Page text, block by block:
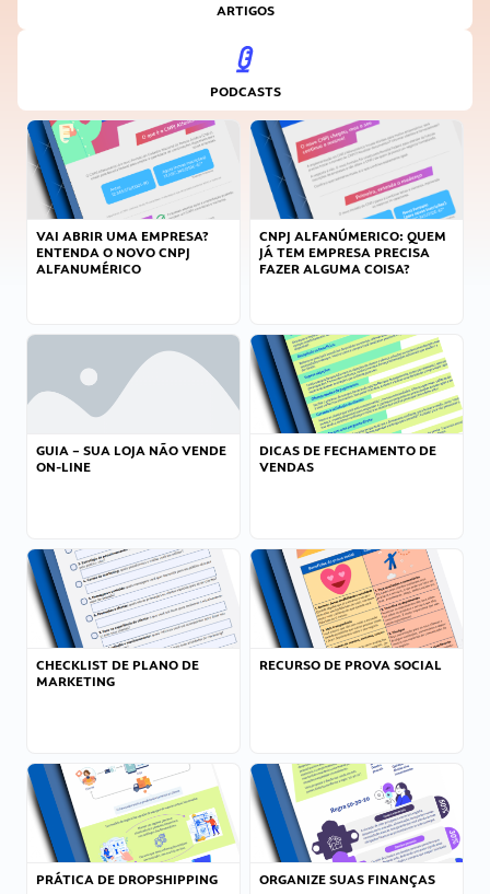
ARTIGOS
PODCASTS
VAI ABRIR UMA EMPRESA?
ENTENDA O NOVO CNPJ
ALFANUMÉRICO
CNPJ ALFANÚMERICO: QUEM
JÁ TEM EMPRESA PRECISA
FAZER ALGUMA COISA?
GUIA – SUA LOJA NÃO VENDE
ON-LINE
DICAS DE FECHAMENTO DE
VENDAS
CHECKLIST DE PLANO DE
MARKETING
RECURSO DE PROVA SOCIAL
PRÁTICA DE DROPSHIPPING ORGANIZE SUAS FINANÇAS